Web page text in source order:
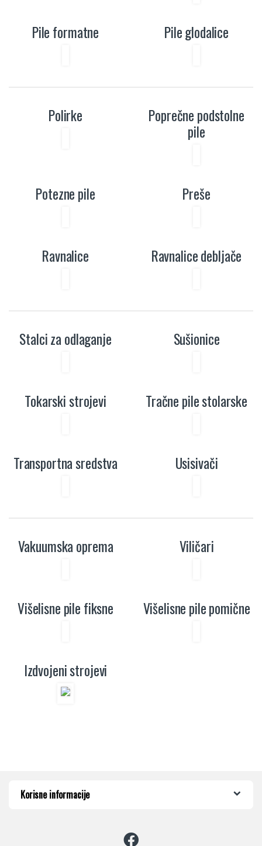
Pile formatne Pile glodalice
Polirke
Poprečne podstolne
pile
Potezne pile Preše
Ravnalice Ravnalice debljače
Stalci za odlaganje Sušionice
Tokarski strojevi Tračne pile stolarske
Transportna sredstva Usisivači
Vakuumska oprema Viličari
Višelisne pile fiksne Višelisne pile pomične
Izdvojeni strojevi
Korisne informacije